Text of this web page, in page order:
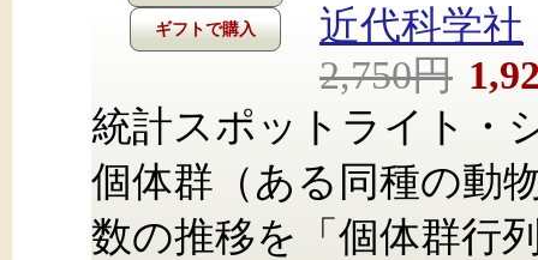
ギフトで購入
近代科学社
2,750円
統計スポットライト・
個体群（ある同種の動
数の推移を「個体群行